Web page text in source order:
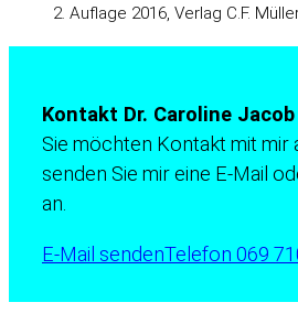
2. Auflage 2016, Verlag C.F.
Kontakt Dr. Caroline Jacob
Sie möchten Kontakt mit mir
senden Sie mir eine E-Mail
an.
E-Mail sendenTelefon 069